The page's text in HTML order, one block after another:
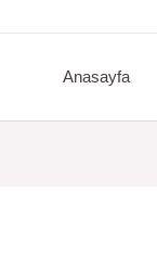
Anasayfa